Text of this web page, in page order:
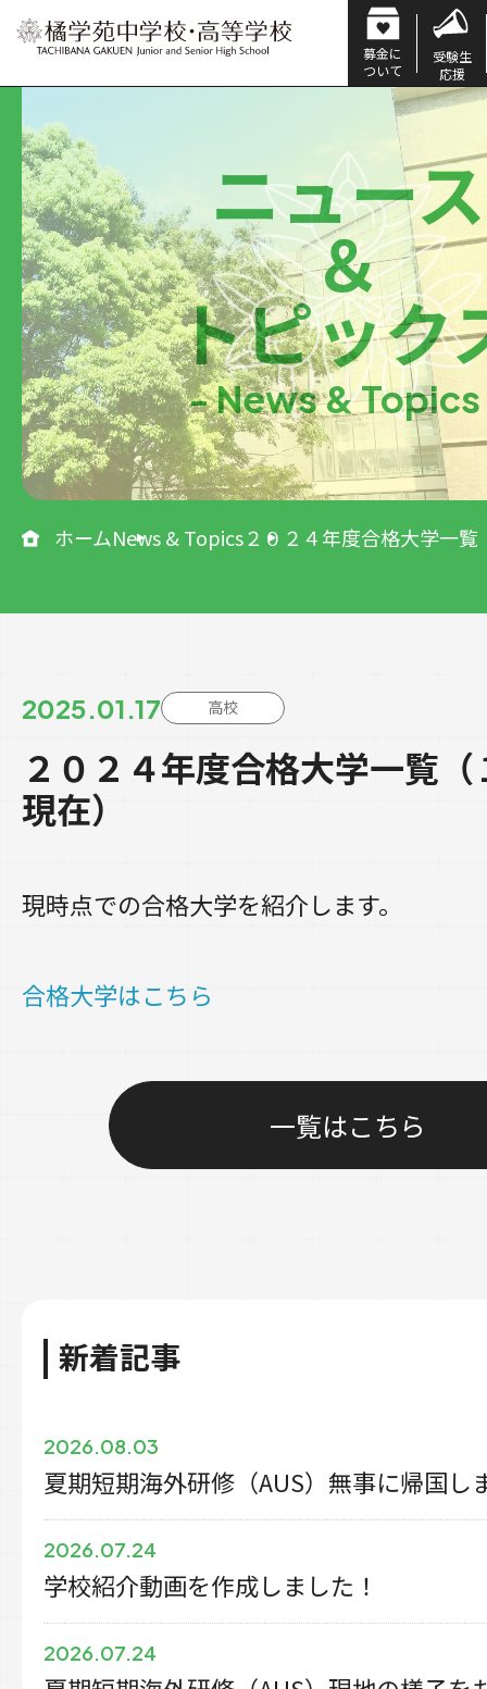
募金に
ついて
受験生
応援
ニュース
＆
トピック
- News &
ホームNews & Topics２０２４年度合格大学一
2025.01.17 高校
２０２４年度合格大学一覧
現在）
現時点での合格大学を紹介します。
合格大学はこちら
一覧はこちら
新着記事
2026.08.03
夏期短期海外研修（AUS）無事に帰国し
2026.07.24
学校紹介動画を作成しました！
2026.07.24